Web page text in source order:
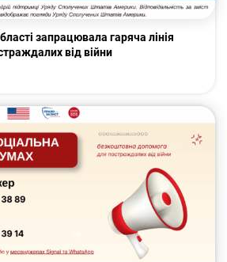
запрацювала гаряча лінія
від війни